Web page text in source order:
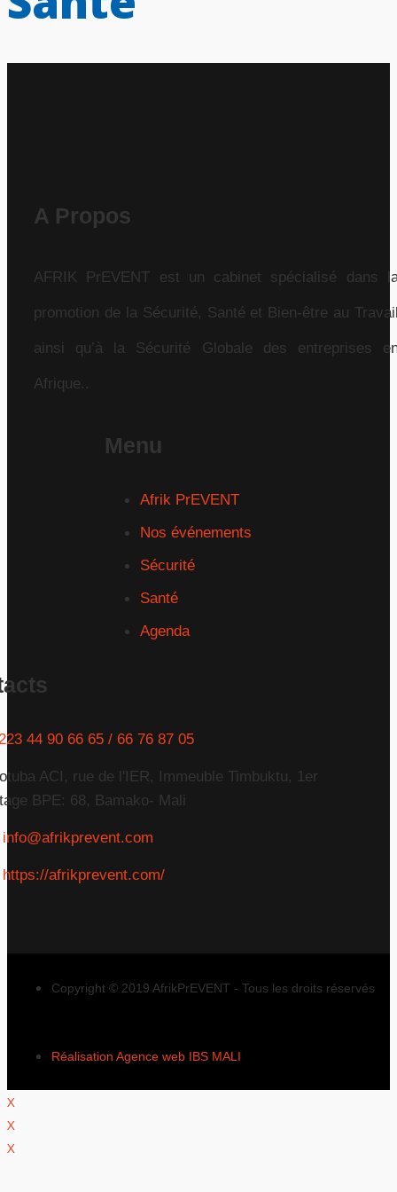
A Propos
AFRIK PrEVENT est un cabinet spécialisé dans
promotion de la Sécurité, Santé et Bien-être au
ainsi qu’à la Sécurité Globale des entreprises
Afrique..
Menu
Afrik PrEVENT
Nos événements
Sécurité
Santé
Agenda
44 90 66 65 / 66 76 87 05
ACI, rue de l'IER, Immeuble Timbuktu, 1er
BPE: 68, Bamako- Mali
info@afrikprevent.com
https://afrikprevent.com/
Copyright © 2019 AfrikPrEVENT - Tous les droits réservés
Réalisation Agence web IBS MALI
X
X
X